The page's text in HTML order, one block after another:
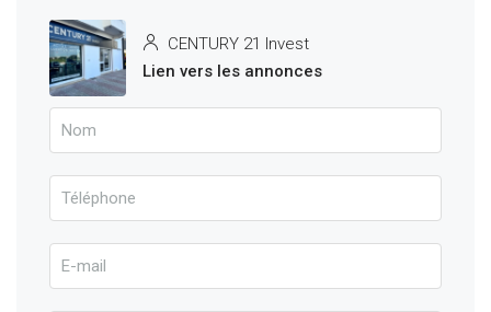
CENTURY 21 Invest
Lien vers les annonces